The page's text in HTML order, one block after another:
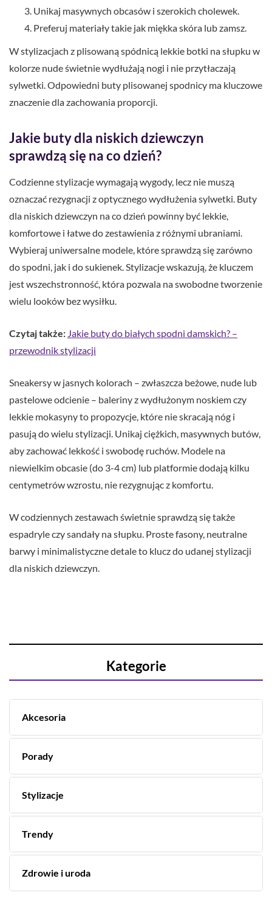
Unikaj masywnych obcasów i szerokich cholewek.
Preferuj materiały takie jak miękka skóra lub zamsz.
W stylizacjach z plisowaną spódnicą lekkie botki na słupku w
kolorze nude świetnie wydłużają nogi i nie przytłaczają
sylwetki. Odpowiedni buty plisowanej spodnicy ma kluczowe
znaczenie dla zachowania proporcji.
Jakie buty dla niskich dziewczyn
sprawdzą się na co dzień?
Codzienne stylizacje wymagają wygody, lecz nie muszą
oznaczać rezygnacji z optycznego wydłużenia sylwetki. Buty
dla niskich dziewczyn na co dzień powinny być lekkie,
komfortowe i łatwe do zestawienia z różnymi ubraniami.
Wybieraj uniwersalne modele, które sprawdzą się zarówno
do spodni, jak i do sukienek. Stylizacje wskazują, że kluczem
jest wszechstronność, która pozwala na swobodne tworzenie
wielu looków bez wysiłku.
Czytaj także: Jakie buty do białych spodni damskich? –
przewodnik stylizacji
Sneakersy w jasnych kolorach – zwłaszcza beżowe, nude lub
pastelowe odcienie – baleriny z wydłużonym noskiem czy
lekkie mokasyny to propozycje, które nie skracają nóg i
pasują do wielu stylizacji. Unikaj ciężkich, masywnych butów,
aby zachować lekkość i swobodę ruchów. Modele na
niewielkim obcasie (do 3-4 cm) lub platformie dodają kilku
centymetrów wzrostu, nie rezygnując z komfortu.
W codziennych zestawach świetnie sprawdzą się także
espadryle czy sandały na słupku. Proste fasony, neutralne
barwy i minimalistyczne detale to klucz do udanej stylizacji
dla niskich dziewczyn.
Kategorie
Akcesoria
Porady
Stylizacje
Trendy
Zdrowie i uroda